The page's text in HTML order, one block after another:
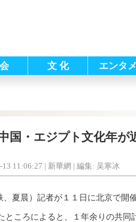
文 化 エンタメ
国・エジプト文化年が
11:06:27 | 新華網 | 編集: 吴寒冰
夏晨）記者が１１日に北京で開
ところによると、１年余りの共同